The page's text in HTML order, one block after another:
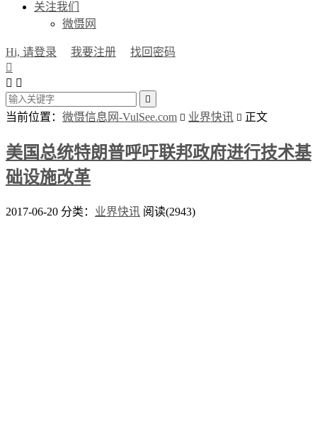
关注我们
微慑网
Hi, 请登录 我要注册
找回密码

 

当前位置： 微慑信息网-VulSee.com  业界快讯  正文
美国总统特朗普呼吁联邦政府进行技术基
础设施改革
2017-06-20 分类： 业界快讯 阅读(2943)